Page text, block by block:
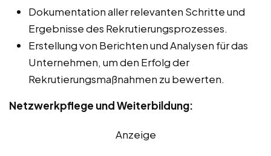
Dokumentation aller relevanten Schritte und
Ergebnisse des Rekrutierungsprozesses.
Erstellung von Berichten und Analysen für das
Unternehmen, um den Erfolg der
Rekrutierungsmaßnahmen zu bewerten.
Netzwerkpflege und Weiterbildung:
Anzeige